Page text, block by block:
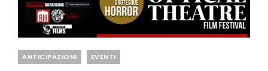
Categories
ANTICIPAZIONI EVENTI